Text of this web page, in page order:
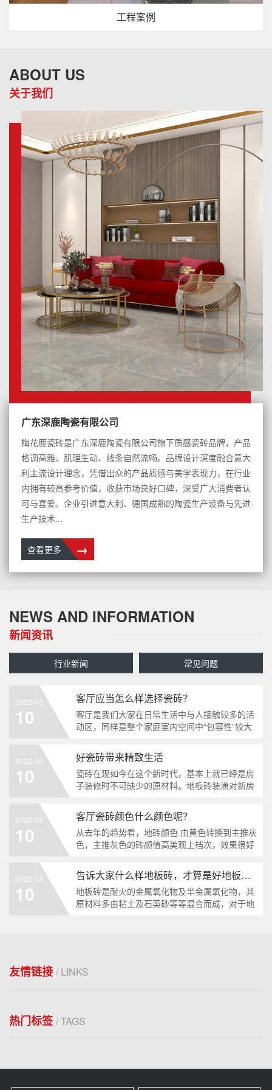
工程案例
ABOUT US
关于我们
广东深鹿陶瓷有限公司
梅花鹿瓷砖是广东深鹿陶瓷有限公司旗下质感瓷砖品牌，产品
格调高雅、肌理生动、线条自然流畅。品牌设计深度融合意大
利主流设计理念，凭借出众的产品质感与美学表现力，在行业
内拥有较高参考价值，收获市场良好口碑，深受广大消费者认
可与喜爱。企业引进意大利、德国成熟的陶瓷生产设备与先进
生产技术...
→
查看更多
NEWS AND INFORMATION
新闻资讯
行业新闻 常见问题
2022-03
10
客厅应当怎么样选择瓷砖？
客厅是我们大家在日常生活中与人接触较多的活
动区，同样是整个家庭室内空间中“包容性”较大
作用需求，且各活动区相互之间也并没有非常明
显的分界线。不管是装修新房子还是给家来一次
旧貌换新颜，客厅都会是你表达出个性化与品味
的展示设计。假如你对客厅的设计装饰风格没有
2022-03
10
好瓷砖带来精致生活
瓷砖在现如今在这个新时代，基本上就已经是房
子装修时不可缺少的原材料。地板砖装潢对新房
能够常换新的，不过内在却往往是伴随着这一生
的，想要愈久弥香。因此不仅仅要好看，经久耐
用才算是关键所在。做为一位理性的消费者，我
们消费的重要是量入为出，因此我们必然偏向于
2022-03
10
客厅瓷砖颜色什么颜色呢？
从去年的趋势看，地砖颜色 由黄色转换到主推灰
色，主推灰色的砖颜值高美观上档次，效果很好
居装修挑选较多的也仍是主推灰色，在这一段时
间灰色客厅瓷砖真的比较受欢迎。较流行的客厅
瓷砖颜色金曼古陶瓷来给您分析分析：客厅瓷砖
装修在家庭中占用比较高的位子，它新居装修的
2022-03
10
告诉大家什么样地板砖，才算是好地板砖？
地板砖是耐火的金属氧化物及半金属氧化物，其
原材料多由粘土及石英砂等等混合而成，对于地
需要
友情链接 / LINKS
热门标签/ TAGS